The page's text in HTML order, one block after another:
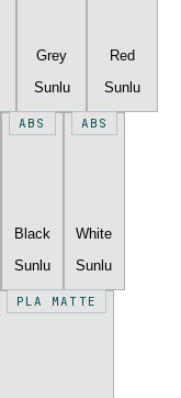
Grey
Sunlu
Red
Sunlu
ABS
Black
Sunlu
ABS
White
Sunlu
PLA MATTE